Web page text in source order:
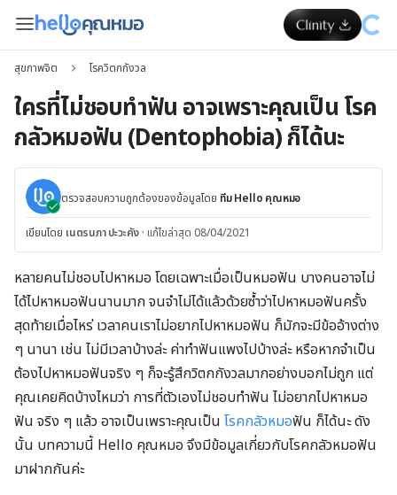
สุขภาพจิต โรควิตกกังวล
ใครที่ไม่ชอบทำฟัน อาจเพราะคุณเป็น โรค
กลัวหมอฟัน (Dentophobia) ก็ได้นะ
ตรวจสอบความถูกต้องของข้อมูลโดย ทีม Hello คุณหมอ
เขียนโดย เนตรนภา ปะวะคัง · แก้ไขล่าสุด 08/04/2021
หลายคนไม่ชอบไปหาหมอ โดยเฉพาะเมื่อเป็นหมอฟัน บางคนอาจไม่
ได้ไปหาหมอฟันนานมาก จนจำไม่ได้แล้วด้วยซ้ำว่าไปหาหมอฟันครั้ง
สุดท้ายเมื่อไหร่ เวลาคนเราไม่อยากไปหาหมอฟัน ก็มักจะมีข้ออ้างต่าง
ๆ นานา เช่น ไม่มีเวลาบ้างล่ะ ค่าทำฟันแพงไปบ้างล่ะ หรือหากจำเป็น
ต้องไปหาหมอฟันจริง ๆ ก็จะรู้สึกวิตกกังวลมากอย่างบอกไม่ถูก แต่
คุณเคยคิดบ้างไหมว่า การที่ตัวเองไม่ชอบทำฟัน ไม่อยากไปหาหมอ
ฟัน จริง ๆ แล้ว อาจเป็นเพราะคุณเป็น โรคกลัวหมอฟัน ก็ได้นะ ดัง
นั้น บทความนี้ Hello คุณหมอ จึงมีข้อมูลเกี่ยวกับโรคกลัวหมอฟัน
มาฝากกันค่ะ